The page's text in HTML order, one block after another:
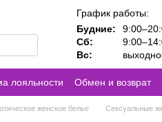
График работы:
Будние:
Сб:
Вс:
лояльности
Обмен и возврат
женское белье Сексуальные